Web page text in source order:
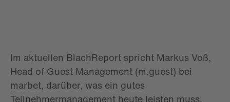
Im aktuellen BlachReport spricht Markus Voß,
Head of Guest Management (m.guest) bei
marbet, darüber, was ein gutes
Teilnehmermanagement heute leisten muss.